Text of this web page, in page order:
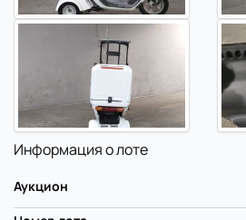
Информация о лоте
Аукцион